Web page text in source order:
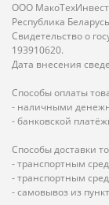
ООО
Республика
Свидетельство о
193910620.
Дата внесения
Способы оплаты
- наличными
- банковской
Способы доставки
- транспортным
- транспортным
- самовывоз из